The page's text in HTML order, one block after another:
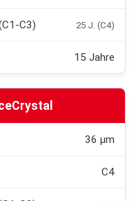
C3) 25 J. (C4)
15 Jahre
36 µm
C4